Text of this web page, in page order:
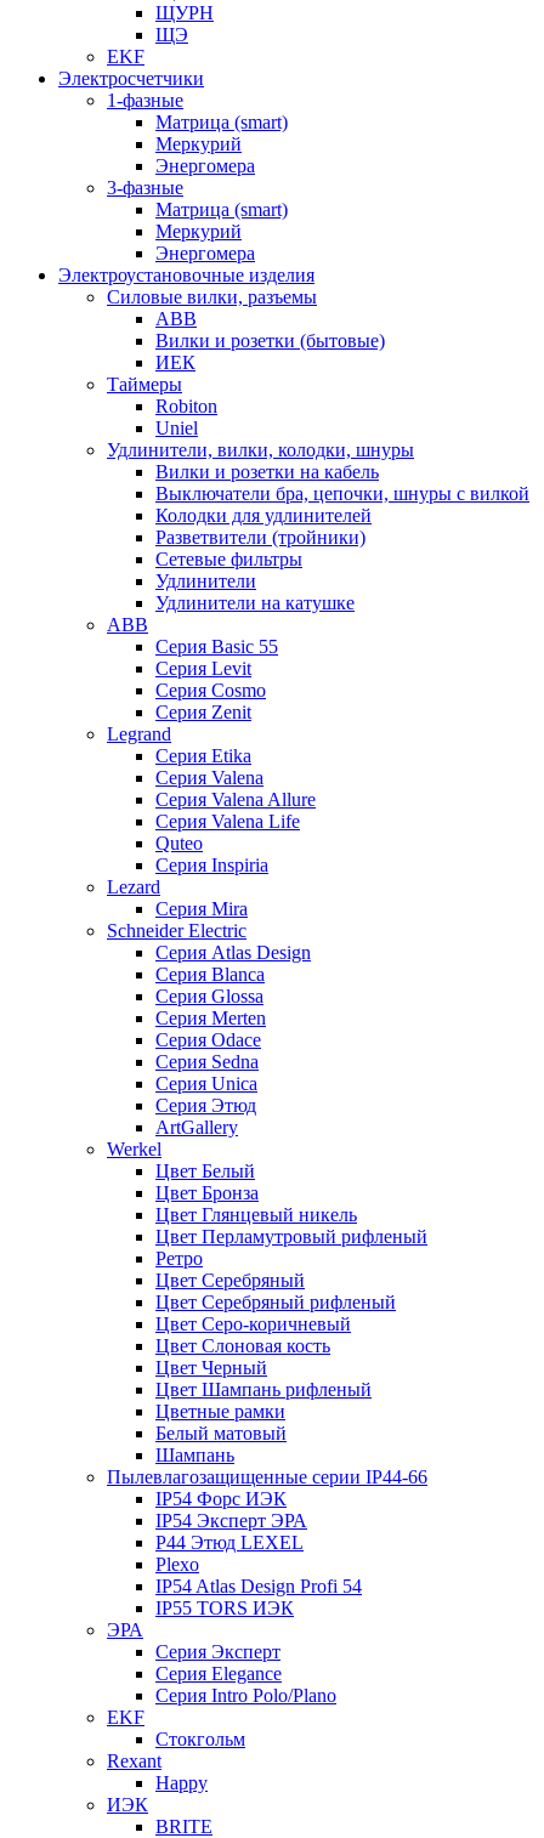
ЩУРН
ЩЭ
EKF
Электросчетчики
1-фазные
Матрица (smart)
Меркурий
Энергомера
3-фазные
Матрица (smart)
Меркурий
Энергомера
Электроустановочные изделия
Силовые вилки, разъемы
ABB
Вилки и розетки (бытовые)
ИЕК
Таймеры
Robiton
Uniel
Удлинители, вилки, колодки, шнуры
Вилки и розетки на кабель
Выключатели бра, цепочки, шнуры с вилкой
Колодки для удлинителей
Разветвители (тройники)
Сетевые фильтры
Удлинители
Удлинители на катушке
ABB
Серия Basic 55
Серия Levit
Серия Cosmo
Серия Zenit
Legrand
Серия Etika
Серия Valena
Серия Valena Allure
Серия Valena Life
Quteo
Серия Inspiria
Lezard
Серия Mira
Schneider Electric
Серия Atlas Design
Серия Blanca
Серия Glossa
Серия Merten
Серия Odace
Серия Sedna
Серия Unica
Серия Этюд
ArtGallery
Werkel
Цвет Белый
Цвет Бронза
Цвет Глянцевый никель
Цвет Перламутровый рифленый
Ретро
Цвет Серебряный
Цвет Серебряный рифленый
Цвет Серо-коричневый
Цвет Слоновая кость
Цвет Черный
Цвет Шампань рифленый
Цветные рамки
Белый матовый
Шампань
Пылевлагозащищенные серии IP44-66
IP54 Форс ИЭК
IP54 Эксперт ЭРА
P44 Этюд LEXEL
Plexo
IP54 Atlas Design Profi 54
IP55 TORS ИЭК
ЭРА
Серия Эксперт
Серия Elegance
Серия Intro Polo/Plano
EKF
Стокгольм
Rexant
Happy
ИЭК
BRITE